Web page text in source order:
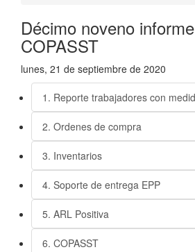
Décimo noveno
COPASST
lunes, 21 de septiembre de 2020
1. Reporte trabajadores con
2. Ordenes de compra
3. Inventarios
4. Soporte de entrega EPP
5. ARL Positiva
6. COPASST